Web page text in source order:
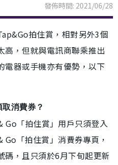
發佈時間: 2021/06/28
拍住賞，相對另外3個
高，但就與電訊商聯乘推出
電器或手機亦有優勢，以下
消費券？
Go「拍住賞」用戶只須登入
「拍住賞」消費券專頁，
碼，且只須於6月下旬起更新